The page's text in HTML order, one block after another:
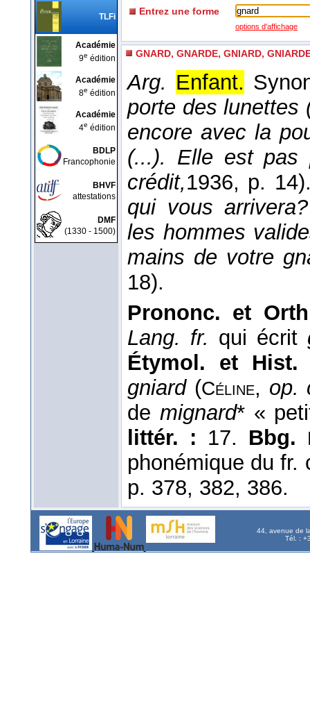
TLFi
Académie
9e édition
Académie
8e édition
Académie
4e édition
BDLP
Francophonie
BHVF
attestations
DMF
(1330 - 1500)
Entrez une forme
options d'affichage
GNARD, GNARDE, GNIARD,
Arg. Enfant.
porte des lunettes
encore avec la
(...). Elle est
crédit,1936, p.
qui vous
les hommes
mains de votre
18).
Prononc. et
Lang. fr. qui écrit
Étymol. et
gniard (Céline, op.
de mignard* «
littér. : 17. Bbg.
phonémique du
p. 378, 382, 386.
44, avenue de
Tél. :